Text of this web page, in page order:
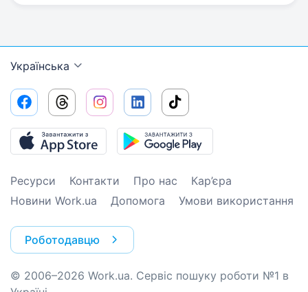
Українська
Ресурси Контакти Про нас
Кар’єра
Новини Work.ua
Допомога Умови використання
Роботодавцю
© 2006–2026 Work.ua. Сервіс пошуку роботи №1 в